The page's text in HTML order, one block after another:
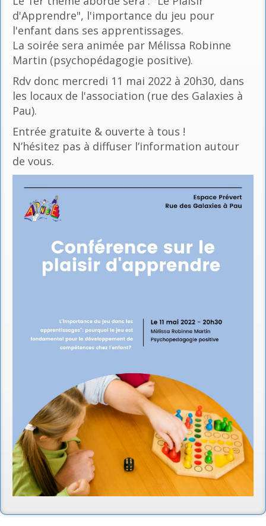
d'Apprendre", l'importance du jeu pour
l'enfant dans ses apprentissages.
La soirée sera animée par Mélissa Robinne
Martin (psychopédagogie positive).
Rdv donc mercredi 11 mai 2022 à 20h30, dans
les locaux de l'association (rue des Galaxies à
Pau).
Entrée gratuite & ouverte à tous !
N’hésitez pas à diffuser l’information autour
de vous.